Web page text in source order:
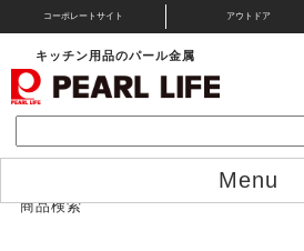
コーポレートサイト アウトドア
キッチン用品のパール金属
Menu
商品検索